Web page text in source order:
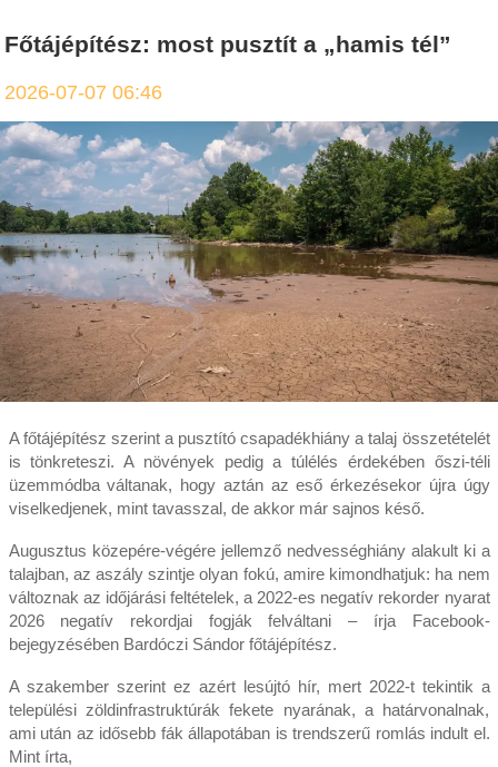
Főtájépítész: most pusztít a „hamis tél”
2026-07-07 06:46
A főtájépítész szerint a pusztító csapadékhiány a talaj összetételét
is tönkreteszi. A növények pedig a túlélés érdekében őszi-téli
üzemmódba váltanak, hogy aztán az eső érkezésekor újra úgy
viselkedjenek, mint tavasszal, de akkor már sajnos késő.
Augusztus közepére-végére jellemző nedvességhiány alakult ki a
talajban, az aszály szintje olyan fokú, amire kimondhatjuk: ha nem
változnak az időjárási feltételek, a 2022-es negatív rekorder nyarat
2026 negatív rekordjai fogják felváltani – írja Facebook-
bejegyzésében Bardóczi Sándor főtájépítész.
A szakember szerint ez azért lesújtó hír, mert 2022-t tekintik a
települési zöldinfrastruktúrák fekete nyarának, a határvonalnak,
ami után az idősebb fák állapotában is trendszerű romlás indult el.
Mint írta,